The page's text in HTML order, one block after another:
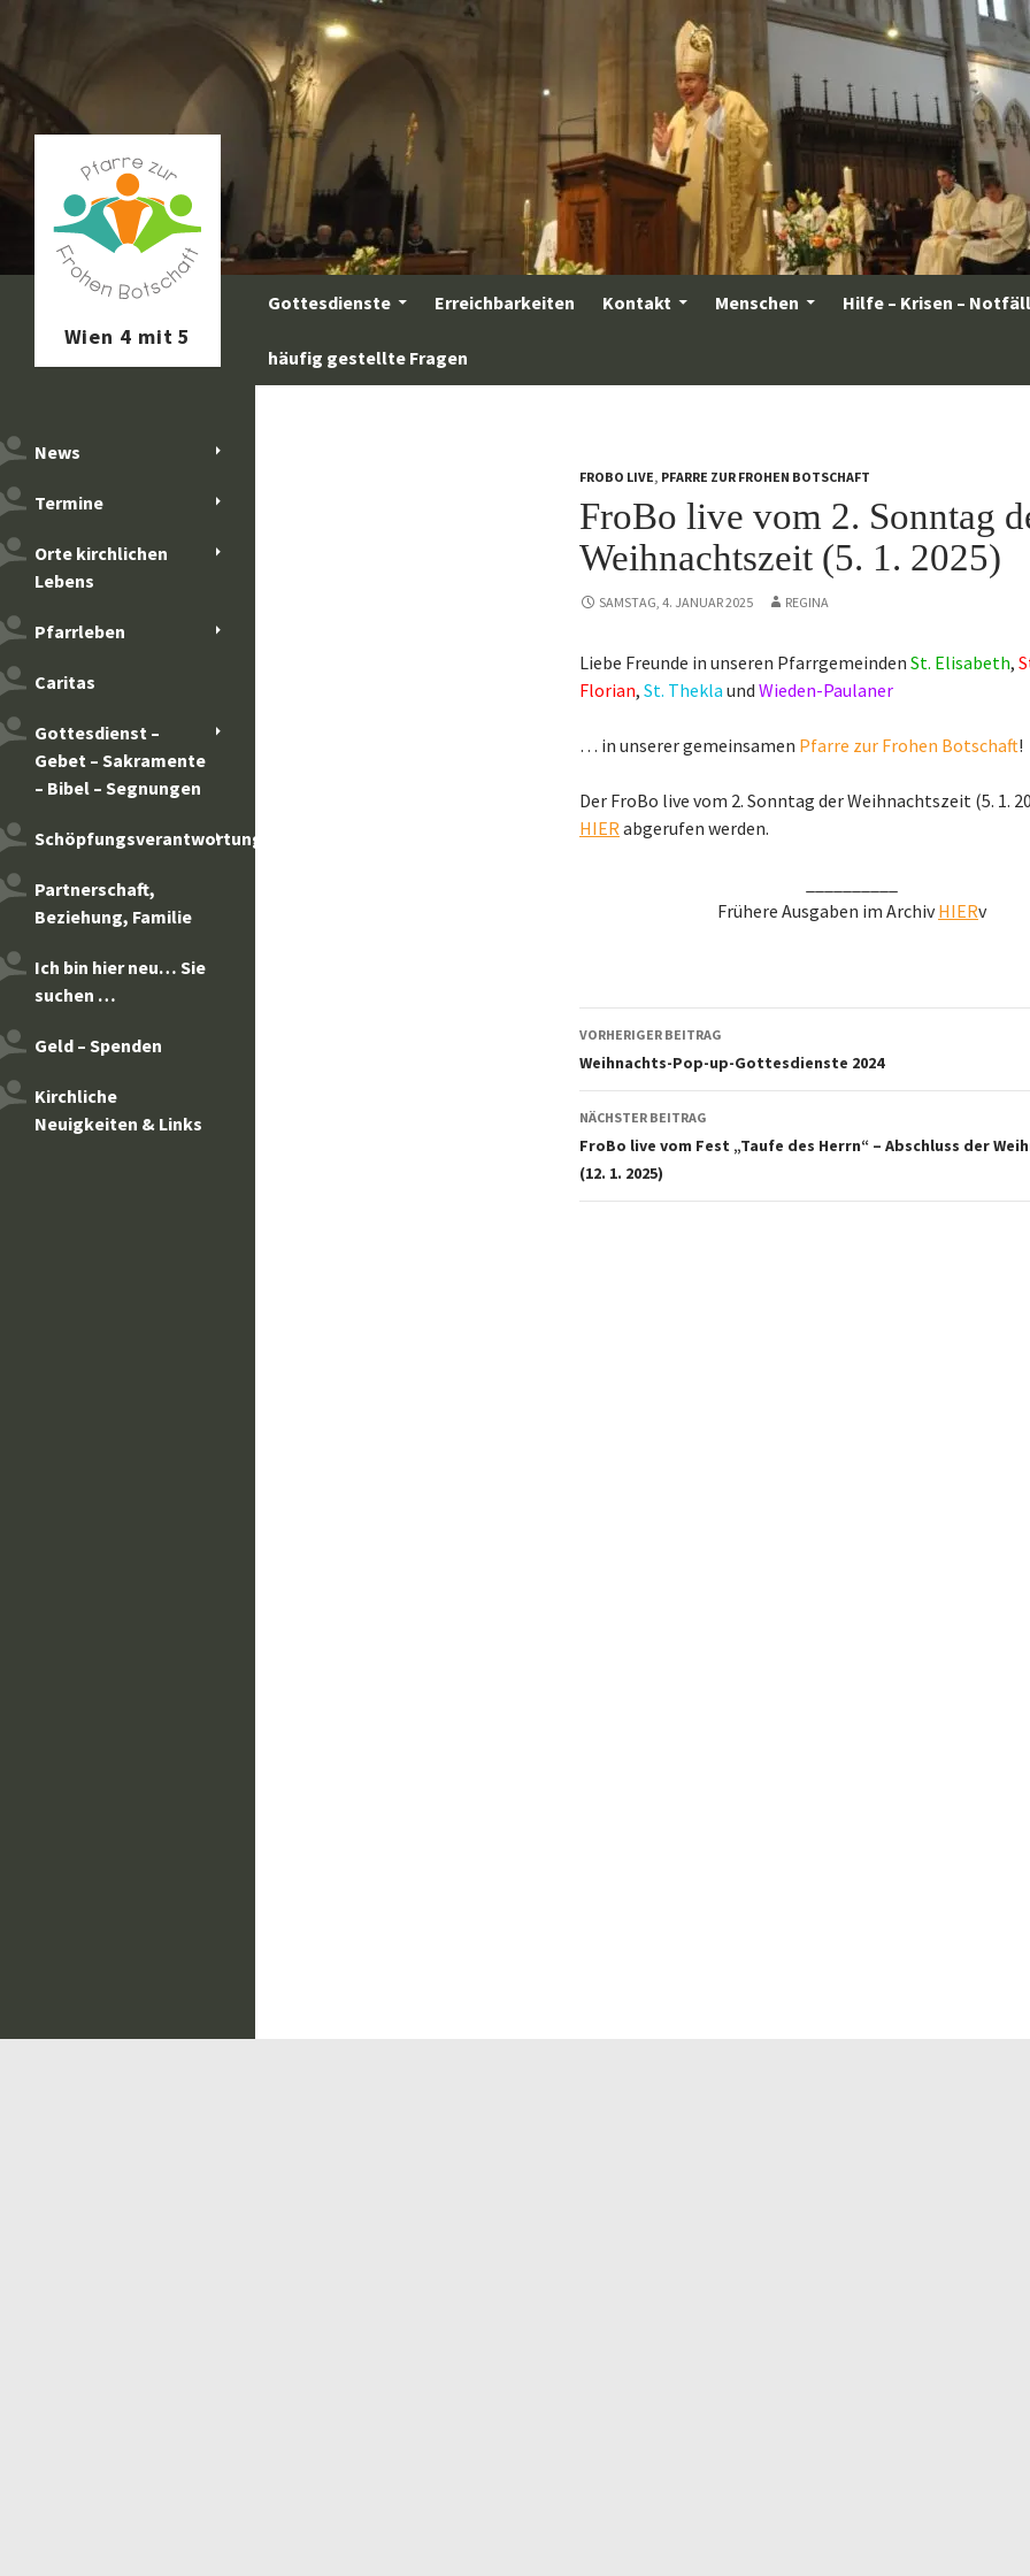
Inhalt
springen
Gottesdienste Erreichbarkeiten Kontakt Menschen Hilfe – Krisen –
häufig gestellte Fragen
FROBO LIVE, PFARRE ZUR FROHEN BOTSCHAFT
FroBo live vom 2. Sonntag
Weihnachtszeit (5. 1. 2025)
SAMSTAG, 4. JANUAR 2025 REGINA
Liebe Freunde in unseren Pfarrgemeinden St. Elisabeth,
Florian, St. Thekla und Wieden-Paulaner
… in unserer gemeinsamen Pfarre zur Frohen Botschaft!
Der FroBo live vom 2. Sonntag der Weihnachtszeit (5. 1.
HIERabgerufen werden.
Frühere Ausgaben im ArchivHIERv
Beitragsnavigation
VORHERIGER BEITRAG
Weihnachts-Pop-up-Gottesdienste 2024
NÄCHSTER BEITRAG
FroBo live vom Fest „Taufe des Herrn“ – Abschluss der
(12. 1. 2025)
News
Termine
Orte kirchlichen
Lebens
Pfarrleben
Caritas
Gottesdienst –
Gebet – Sakramente
– Bibel – Segnungen
Schöpfungsverantwortung
Partnerschaft,
Beziehung, Familie
Ich bin hier neu… Sie
suchen …
Geld – Spenden
Kirchliche
Neuigkeiten & Links